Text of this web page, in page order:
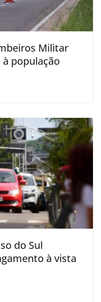
Militar
população
do Sul
à vista